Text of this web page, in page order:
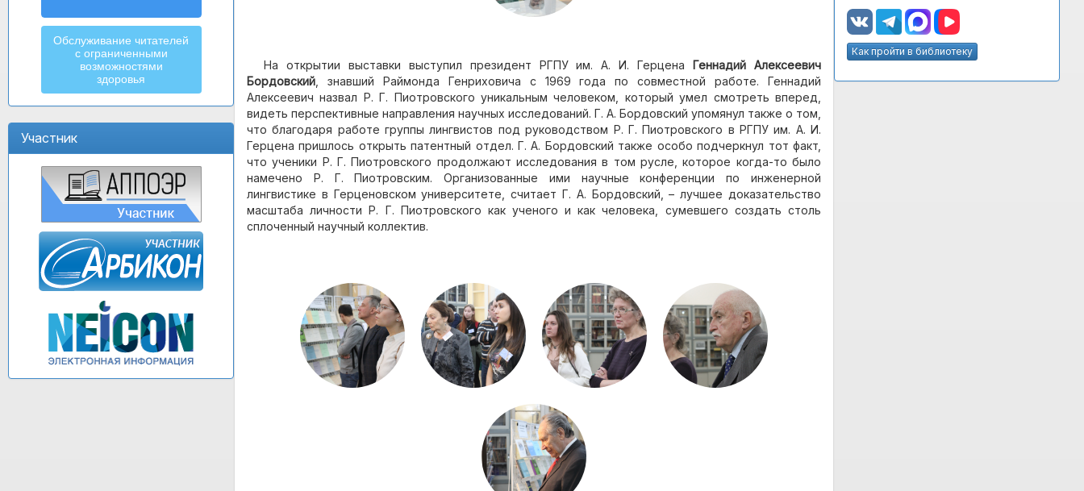
Обслуживание читателей
с ограниченными
возможностями
здоровья
Участник
Как пройти в библиотеку
На открытии выставки выступил президент РГПУ им. А. И. Герцена Геннадий Алексеевич
Бордовский , знавший Раймонда Генриховича с 1969 года по совместной работе. Геннадий
Алексеевич назвал Р. Г. Пиотровского уникальным человеком, который умел смотреть вперед,
видеть перспективные направления научных исследований. Г. А. Бордовский упомянул также о том,
что благодаря работе группы лингвистов под руководством Р. Г. Пиотровского в РГПУ им. А. И.
Герцена пришлось открыть патентный отдел. Г. А. Бордовский также особо подчеркнул тот факт,
что ученики Р. Г. Пиотровского продолжают исследования в том русле, которое когда-то было
намечено Р. Г. Пиотровским. Организованные ими научные конференции по инженерной
лингвистике в Герценовском университете, считает Г. А. Бордовский, – лучшее доказательство
масштаба личности Р. Г. Пиотровского как ученого и как человека, сумевшего создать столь
сплоченный научный коллектив.